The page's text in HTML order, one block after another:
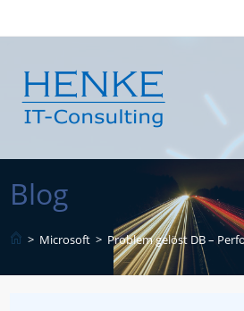
Inhalt
Blog
> Microsoft > Problem gelöst DB –